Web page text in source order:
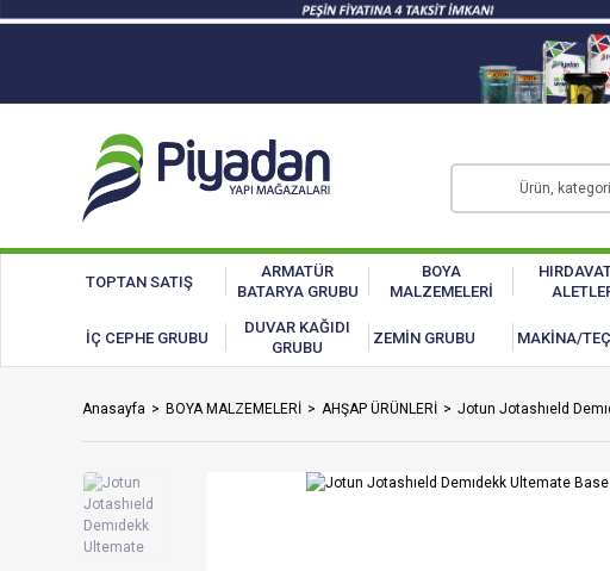
TOPTAN SATIŞ
ARMATÜR
BATARYA GRUBU
BOYA
MALZEMELERİ
İÇ CEPHE GRUBU
DUVAR KAĞIDI
GRUBU
ZEMİN GRUBU MAKİNA/
Anasayfa BOYA MALZEMELERİ AHŞAP ÜRÜNLERİ Jotun Jotashıeld